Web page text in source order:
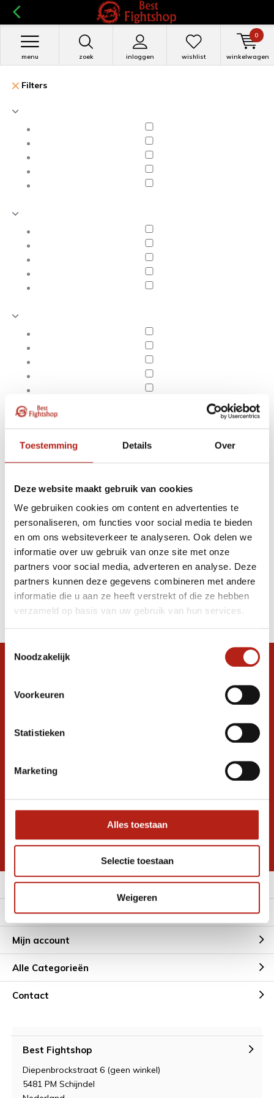
Toestemming Details Over
Deze website maakt gebruik van cookies
We gebruiken cookies om content en advertenties te
personaliseren, om functies voor social media te bieden
en om ons websiteverkeer te analyseren. Ook delen we
informatie over uw gebruik van onze site met onze
partners voor social media, adverteren en analyse. Deze
partners kunnen deze gegevens combineren met andere
informatie die u aan ze heeft verstrekt of die ze hebben
verzameld op basis van uw gebruik van hun services.
Toestemmingsselectie
Noodzakelijk
Voorkeuren
Statistieken
Marketing
Alles toestaan
Selectie toestaan
Weigeren
zoek inloggen
menu wishlist winkelwagen
0
Filters
Apply filters
Producten getagd met
10 x 2 Cm Puzzelmatten
rijstmotief Rood Blauw
Producten
Filter
Stel je vraag in de chat, en we helpen je
graag verder. 24/7
Volg ons
promoties
* Lees hier de wettelijke beperkingen
Meer informatie
Klantenservice
Mijn account
Alle Categorieën
Contact
Best Fightshop
Diepenbrockstraat 6 (geen winkel)
5481 PM Schijndel